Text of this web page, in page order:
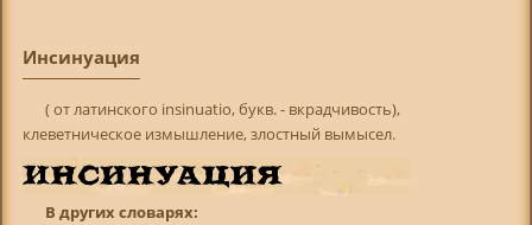
Инсинуация
( от латинского insinuatio, букв. - вкрадчивость),
клеветническое измышление, злостный вымысел.
В других словарях: